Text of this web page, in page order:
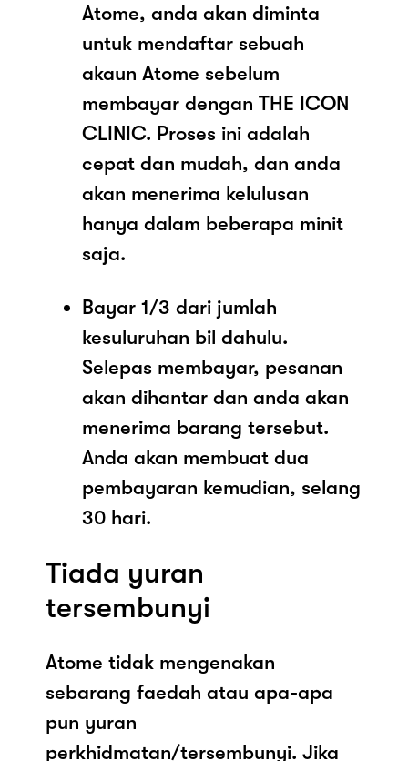
Atome, anda akan diminta
untuk mendaftar sebuah
akaun Atome sebelum
membayar dengan THE ICON
CLINIC. Proses ini adalah
cepat dan mudah, dan anda
akan menerima kelulusan
hanya dalam beberapa minit
saja.
Bayar 1/3 dari jumlah
kesuluruhan bil dahulu.
Selepas membayar, pesanan
akan dihantar dan anda akan
menerima barang tersebut.
Anda akan membuat dua
pembayaran kemudian, selang
30 hari.
Tiada yuran
tersembunyi
Atome tidak mengenakan
sebarang faedah atau apa-apa
pun yuran
perkhidmatan/tersembunyi. Jika